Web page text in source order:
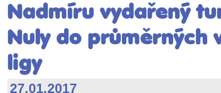
Nadmíru vydařený
Nuly do průměrných
ligy
27.01.2017